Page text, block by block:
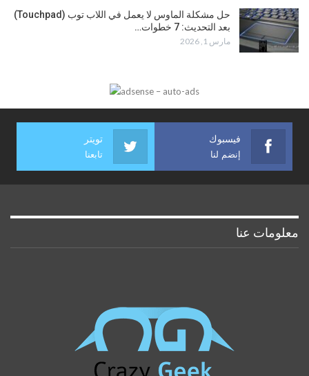
حل مشكلة الماوس لا يعمل في اللاب توب (Touchpad)
بعد التحديث: 7 خطوات…
مارس 1, 2026
فيسبوك
إنضم لنا
تويتر
تابعنا
معلومات عنا